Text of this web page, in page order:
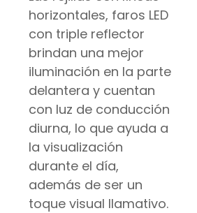
horizontales, faros LED
con triple reflector
brindan una mejor
iluminación en la parte
delantera y cuentan
con luz de conducción
diurna, lo que ayuda a
la visualización
durante el día,
además de ser un
toque visual llamativo.